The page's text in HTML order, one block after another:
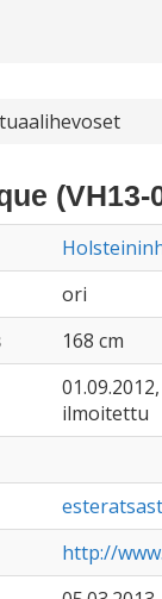
(VH13-
ori
168 cm
01.09.2012,
ilmoitettu
http://